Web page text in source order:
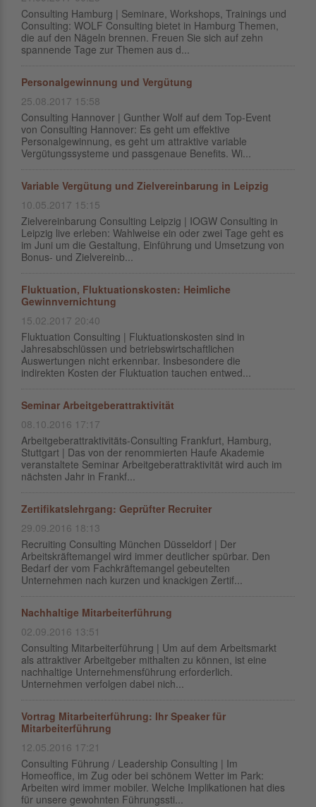
Consulting Hamburg | Seminare, Workshops, Trainings und
Consulting: WOLF Consulting bietet in Hamburg Themen,
die auf den Nägeln brennen. Freuen Sie sich auf zehn
spannende Tage zur Themen aus d...
Personalgewinnung und Vergütung
25.08.2017 15:58
Consulting Hannover | Gunther Wolf auf dem Top-Event
von Consulting Hannover: Es geht um effektive
Personalgewinnung, es geht um attraktive variable
Vergütungssysteme und passgenaue Benefits. Wi...
Variable Vergütung und Zielvereinbarung in Leipzig
10.05.2017 15:15
Zielvereinbarung Consulting Leipzig | IOGW Consulting in
Leipzig live erleben: Wahlweise ein oder zwei Tage geht es
im Juni um die Gestaltung, Einführung und Umsetzung von
Bonus- und Zielvereinb...
Fluktuation, Fluktuationskosten: Heimliche
Gewinnvernichtung
15.02.2017 20:40
Fluktuation Consulting | Fluktuationskosten sind in
Jahresabschlüssen und betriebswirtschaftlichen
Auswertungen nicht erkennbar. Insbesondere die
indirekten Kosten der Fluktuation tauchen entwed...
Seminar Arbeitgeberattraktivität
08.10.2016 17:17
Arbeitgeberattraktivitäts-Consulting Frankfurt, Hamburg,
Stuttgart | Das von der renommierten Haufe Akademie
veranstaltete Seminar Arbeitgeberattraktivität wird auch im
nächsten Jahr in Frankf...
Zertifikatslehrgang: Geprüfter Recruiter
29.09.2016 18:13
Recruiting Consulting München Düsseldorf | Der
Arbeitskräftemangel wird immer deutlicher spürbar. Den
Bedarf der vom Fachkräftemangel gebeutelten
Unternehmen nach kurzen und knackigen Zertif...
Nachhaltige Mitarbeiterführung
02.09.2016 13:51
Consulting Mitarbeiterführung | Um auf dem Arbeitsmarkt
als attraktiver Arbeitgeber mithalten zu können, ist eine
nachhaltige Unternehmensführung erforderlich.
Unternehmen verfolgen dabei nich...
Vortrag Mitarbeiterführung: Ihr Speaker für
Mitarbeiterführung
12.05.2016 17:21
Consulting Führung / Leadership Consulting | Im
Homeoffice, im Zug oder bei schönem Wetter im Park:
Arbeiten wird immer mobiler. Welche Implikationen hat dies
für unsere gewohnten Führungssti...